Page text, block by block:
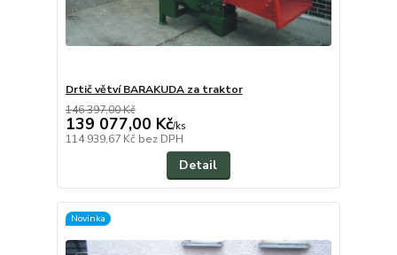
Drtič větví BARAKUDA za traktor
146 397,00 Kč
139 077,00 Kč/ks
114 939,67 Kč bez DPH
Detail
Novinka